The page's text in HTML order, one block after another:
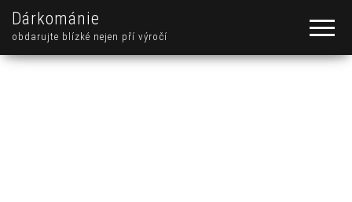
Dárkománie
obdarujte blízké nejen pří výročí